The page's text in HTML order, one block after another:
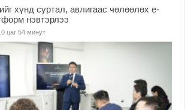
хүнд суртал, авлигаас чөлөөлөх е-
нэвтэрлээ
цаг 54 минут